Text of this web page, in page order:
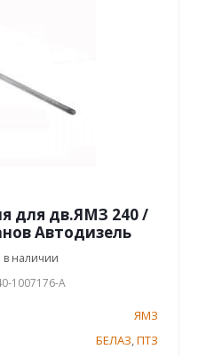
для дв.ЯМЗ 240 /
Автодизель
в наличии
1007176-А
ЯМЗ
БЕЛАЗ,ПТЗ